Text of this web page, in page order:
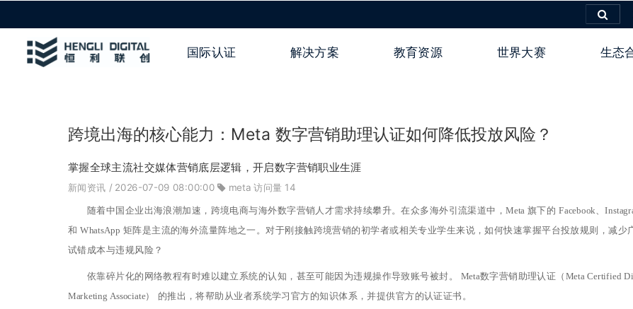
国际认证 解决方案 教育资源 世界大赛 生态
跨境出海的核心能力：Meta 数字营销助理认证如何降低投放风险？
掌握全球主流社交媒体营销底层逻辑，开启数字营销职业生涯
新闻资讯 / 2026-07-09 08:00:00 meta 访问量 14
随着中国企业出海浪潮加速，跨境电商与海外数字营销人才需求持续攀升。在众多海外引流渠道中，Meta 旗下的 Facebook、
和 WhatsApp 矩阵是主流的海外流量阵地之一。对于刚接触跨境营销的初学者或相关专业学生来说，如何快速掌握平台投放规则，减少
试错成本与违规风险？
依靠碎片化的网络教程有时难以建立系统的认知，甚至可能因为违规操作导致账号被封。 Meta数字营销助理认证（Meta Certified
Marketing Associate） 的推出，将帮助 从业者系统学习 官方的知识体系，并提供官方的认证证书 。